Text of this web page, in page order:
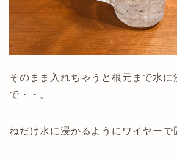
そのまま入れちゃうと根元まで水に
で・・。
ねだけ水に浸かるようにワイヤーで